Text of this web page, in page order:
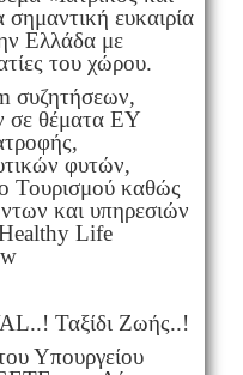
σημαντική ευκαιρία
Ελλάδα με
του χώρου.
συζητήσεων,
σε θέματα ΕΥ
φυτών,
Τουρισμού καθώς
και υπηρεσιών
Life
Ταξίδι Ζωής..!
Υπουργείου